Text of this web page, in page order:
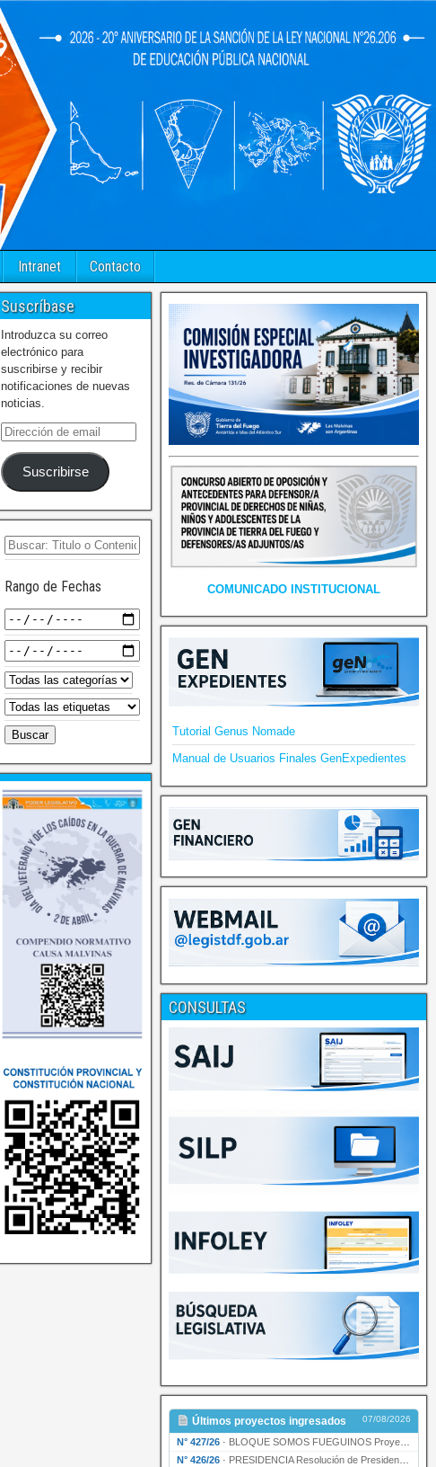
Intranet Contacto
Suscríbase
Introduzca su correo
electrónico para
suscribirse y recibir
notificaciones de nuevas
noticias.
Suscribirse
Rango de Fechas COMUNICADO INSTITUCIONAL
Tutorial Genus Nomade
Manual de Usuarios Finales GenExpedientes
CONSULTAS
Últimos proyectos ingresados 07/08/2026
N° 427/26 · BLOQUE SOMOS FUEGUINOS Proyecto de Declaración declarando de interés provincial PRESIDENCI…
N° 426/26 · PRESIDENCIA Resolución de Presidencia N° 216/26 declarando de interés provincial la labor …